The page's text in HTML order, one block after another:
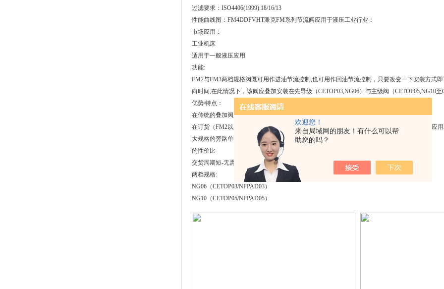
欢迎您！
来自局域网的朋友！有什么可以帮
助您的吗？
过滤要求：ISO4406(1999):18/16/13
性能曲线图： FM4DDFVHT派克FM系列节流阀应用于液压工业行业：
市场应用：
工业机床
适用于一般液压应用
功能:
FM2与FM3两档规格阀既可用作进油节流控制,也可用作回油节流控制，只要改变一下安装方式
向时间,在此情况下，该阀应叠加安装在先导级（CETOP03,NG06）与主级阀（CETOP05,NG10
优势/特点：
在传统的叠加阀系统中工作稳定
在订货（FM2以及FM3）两档规格阀时，有两种节流设计类型的针阀芯可供选择-以获得符合应
大规格的旁路单向阀-允许在铰低的压差下流过较大的流量
的性价比
交货周期短-无需仓储
两档规格:
NG06（CETOP03/NFPAD03）
NG10（CETOP05/NFPAD05）